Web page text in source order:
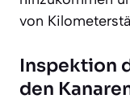
von
Inspektion
den